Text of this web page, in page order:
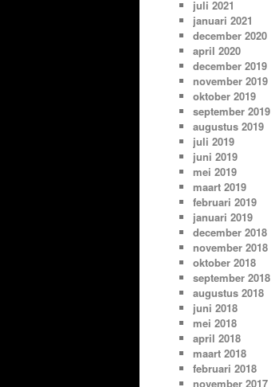
juli 2021
januari 2021
december 2020
april 2020
december 2019
november 2019
oktober 2019
september 2019
augustus 2019
juli 2019
juni 2019
mei 2019
maart 2019
februari 2019
januari 2019
december 2018
november 2018
oktober 2018
september 2018
augustus 2018
juni 2018
mei 2018
april 2018
maart 2018
februari 2018
november 2017